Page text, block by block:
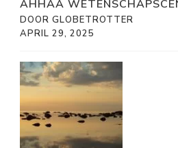
AHHAA
DOOR GLOBETROTTER
APRIL 29, 2025